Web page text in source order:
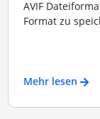
AVIF
Format zu
Mehr lesen